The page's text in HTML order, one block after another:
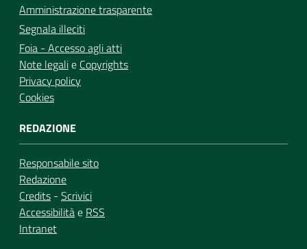
Amministrazione trasparente
Segnala illeciti
Foia - Accesso agli atti
Note legalie Copyrights
Privacy policy
Cookies
REDAZIONE
Responsabile sito
Redazione
Credits - Scrivici
Accessibilitàe RSS
Intranet